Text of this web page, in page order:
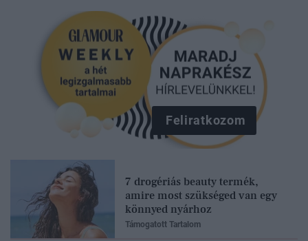
Feliratkozom
7 drogériás beauty termék,
amire most szükséged van egy
könnyed nyárhoz
Támogatott Tartalom